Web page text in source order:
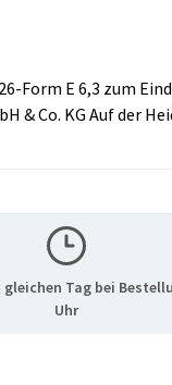
Form E 6,3 zum
& Co. KG Auf der
Tag bei
Uhr